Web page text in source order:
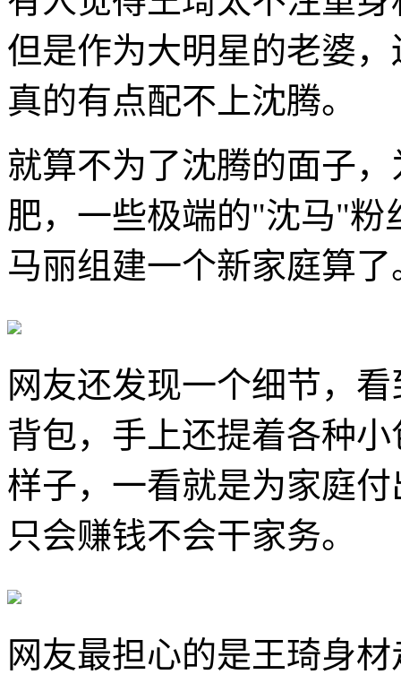
但是作为大明星的老婆
真的有点配不上沈腾。
就算不为了沈腾的面子
肥，一些极端的"沈马"粉
马丽组建一个新家庭算了
网友还发现一个细节，
背包，手上还提着各种
样子，一看就是为家庭
只会赚钱不会干家务。
网友最担心的是王琦身